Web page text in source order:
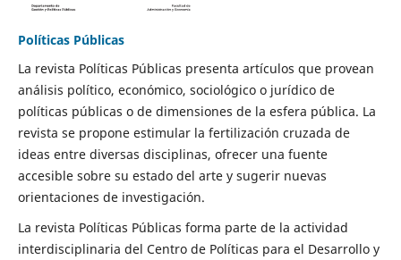
Políticas Públicas
La revista Políticas Públicas presenta artículos que provean
análisis político, económico, sociológico o jurídico de
políticas públicas o de dimensiones de la esfera pública. La
revista se propone estimular la fertilización cruzada de
ideas entre diversas disciplinas, ofrecer una fuente
accesible sobre su estado del arte y sugerir nuevas
orientaciones de investigación.
La revista Políticas Públicas forma parte de la actividad
interdisciplinaria del Centro de Políticas para el Desarrollo y